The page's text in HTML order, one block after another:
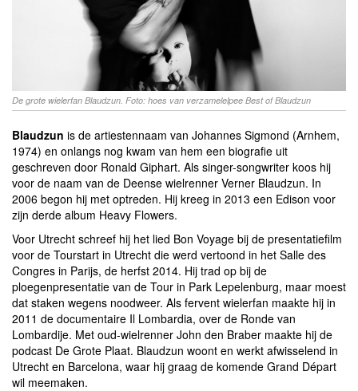
De grote wielerfan Blaudzun. Foto: hoes van verzamelelpee Best of Blaudzun
Blaudzun is de artiestennaam van Johannes Sigmond (Arnhem,
1974) en onlangs nog kwam van hem een biografie uit
geschreven door Ronald Giphart. Als singer-songwriter koos hij
voor de naam van de Deense wielrenner Verner Blaudzun. In
2006 begon hij met optreden. Hij kreeg in 2013 een Edison voor
zijn derde album Heavy Flowers.
Voor Utrecht schreef hij het lied Bon Voyage bij de presentatiefilm
voor de Tourstart in Utrecht die werd vertoond in het Salle des
Congres in Parijs, de herfst 2014. Hij trad op bij de
ploegenpresentatie van de Tour in Park Lepelenburg, maar moest
dat staken wegens noodweer. Als fervent wielerfan maakte hij in
2011 de documentaire Il Lombardia, over de Ronde van
Lombardije. Met oud-wielrenner John den Braber maakte hij de
podcast De Grote Plaat. Blaudzun woont en werkt afwisselend in
Utrecht en Barcelona, waar hij graag de komende Grand Départ
wil meemaken.